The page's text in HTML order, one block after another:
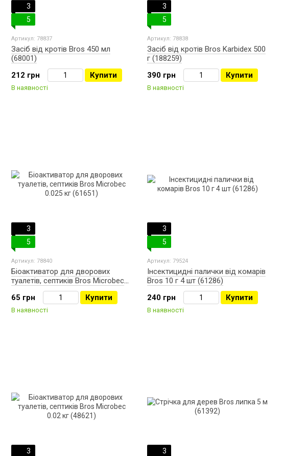
3
5
Артикул: 78837
Засіб від кротів Bros 450 мл
(68001)
212 грн
Купити
В наявності
3
5
Артикул: 78838
Засіб від кротів Bros Karbidex 500
г (188259)
390 грн
Купити
В наявності
3
5
Артикул: 78840
Біоактиватор для дворових
туалетів, септиків Bros Microbec
0.025 кг (61651)
65 грн
Купити
В наявності
3
5
Артикул: 79524
Інсектицидні палички від комарів
Bros 10 г 4 шт (61286)
240 грн
Купити
В наявності
3
3